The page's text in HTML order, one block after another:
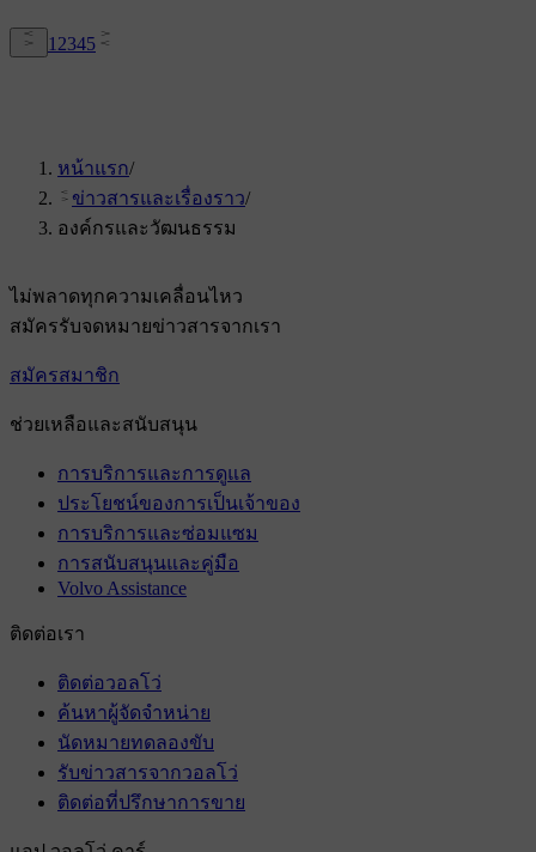
1 2345
หน้าแรก/
ข่าวสารและเรื่องราว/
องค์กรและวัฒนธรรม